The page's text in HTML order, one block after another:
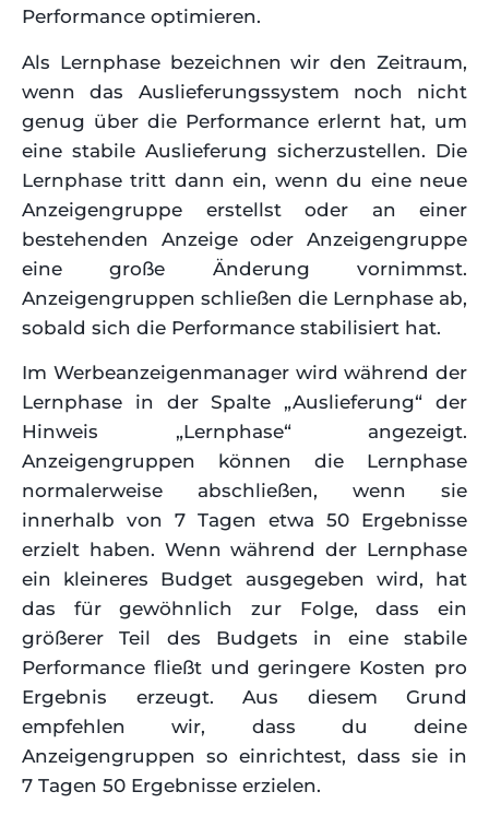
Performance optimieren.
Als Lernphase bezeichnen wir den Zeitraum,
wenn das Auslieferungssystem noch nicht
genug über die Performance erlernt hat, um
eine stabile Auslieferung sicherzustellen. Die
Lernphase tritt dann ein, wenn du eine neue
Anzeigengruppe erstellst oder an einer
bestehenden Anzeige oder Anzeigengruppe
eine große Änderung vornimmst.
Anzeigengruppen schließen die Lernphase ab,
sobald sich die Performance stabilisiert hat.
Im Werbeanzeigenmanager wird während der
Lernphase in der Spalte „Auslieferung“ der
Hinweis „Lernphase“ angezeigt.
Anzeigengruppen können die Lernphase
normalerweise abschließen, wenn sie
innerhalb von 7 Tagen etwa 50 Ergebnisse
erzielt haben. Wenn während der Lernphase
ein kleineres Budget ausgegeben wird, hat
das für gewöhnlich zur Folge, dass ein
größerer Teil des Budgets in eine stabile
Performance fließt und geringere Kosten pro
Ergebnis erzeugt. Aus diesem Grund
empfehlen wir, dass du deine
Anzeigengruppen so einrichtest, dass sie in
7 Tagen 50 Ergebnisse erzielen.